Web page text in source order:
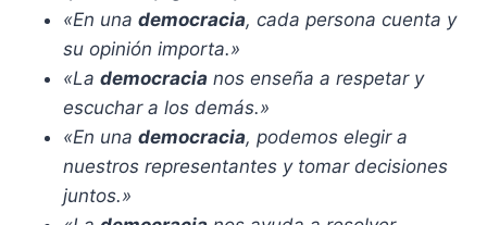
«En una democracia, cada persona cuenta y
su opinión importa.»
«La democracia nos enseña a respetar y
escuchar a los demás.»
«En una democracia, podemos elegir a
nuestros representantes y tomar decisiones
juntos.»